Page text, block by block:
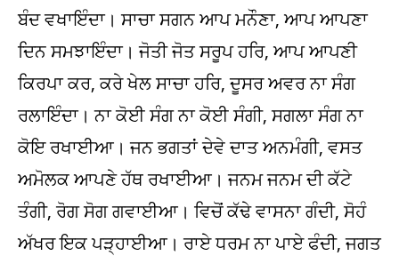
ਬੰਦ ਵਖਾਇੰਦਾ। ਸਾਚਾ ਸਗਨ ਆਪ ਮਨੌਣਾ, ਆਪ ਆਪਣਾ
ਦਿਨ ਸਮਝਾਇੰਦਾ। ਜੋਤੀ ਜੋਤ ਸਰੂਪ ਹਰਿ, ਆਪ ਆਪਣੀ
ਕਿਰਪਾ ਕਰ, ਕਰੇ ਖੇਲ ਸਾਚਾ ਹਰਿ, ਦੂਸਰ ਅਵਰ ਨਾ ਸੰਗ
ਰਲਾਇੰਦਾ। ਨਾ ਕੋਈ ਸੰਗ ਨਾ ਕੋਈ ਸੰਗੀ, ਸਗਲਾ ਸੰਗ ਨਾ
ਕੋਇ ਰਖਾਈਆ। ਜਨ ਭਗਤਾਂ ਦੇਵੇ ਦਾਤ ਅਨਮੰਗੀ, ਵਸਤ
ਅਮੋਲਕ ਆਪਣੇ ਹੱਥ ਰਖਾਈਆ। ਜਨਮ ਜਨਮ ਦੀ ਕੱਟੇ
ਤੰਗੀ, ਰੋਗ ਸੋਗ ਗਵਾਈਆ। ਵਿਚੋਂ ਕੱਢੇ ਵਾਸਨਾ ਗੰਦੀ, ਸੋਹੰ
ਅੱਖਰ ਇਕ ਪੜ੍ਹਾਈਆ। ਰਾਏ ਧਰਮ ਨਾ ਪਾਏ ਫੰਦੀ, ਜਗਤ